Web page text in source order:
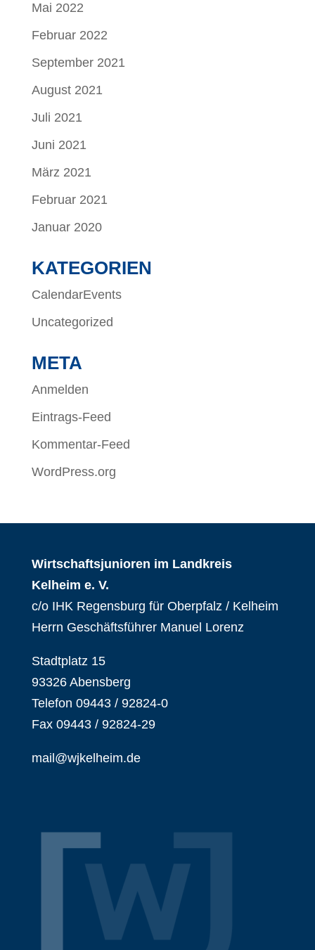
Mai 2022
Februar 2022
September 2021
August 2021
Juli 2021
Juni 2021
März 2021
Februar 2021
Januar 2020
KATEGORIEN
CalendarEvents
Uncategorized
META
Anmelden
Eintrags-Feed
Kommentar-Feed
WordPress.org
Wirtschaftsjunioren im Landkreis
Kelheim e. V.
c/o IHK Regensburg für Oberpfalz / Kelheim
Herrn Geschäftsführer Manuel Lorenz
Stadtplatz 15
93326 Abensberg
Telefon 09443 / 92824-0
Fax 09443 / 92824-29
mail@wjkelheim.de